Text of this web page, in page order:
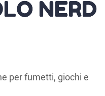
per fumetti, giochi e